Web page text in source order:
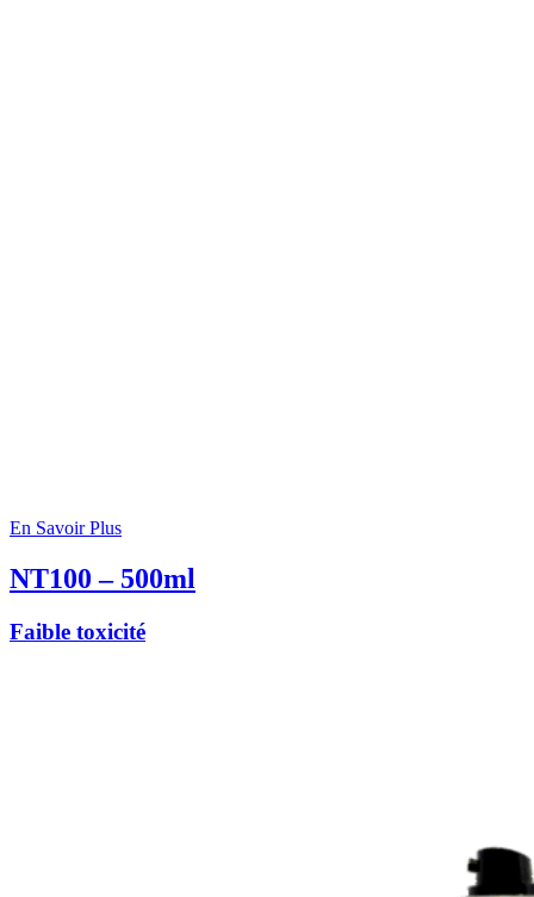
En Savoir Plus
NT100 – 500ml
Faible toxicité